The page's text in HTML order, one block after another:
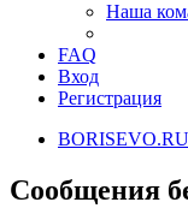
Наша
FAQ
Вход
Регистрация
BORISEVO.RU
Сообщения